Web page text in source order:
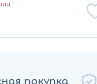
покупка